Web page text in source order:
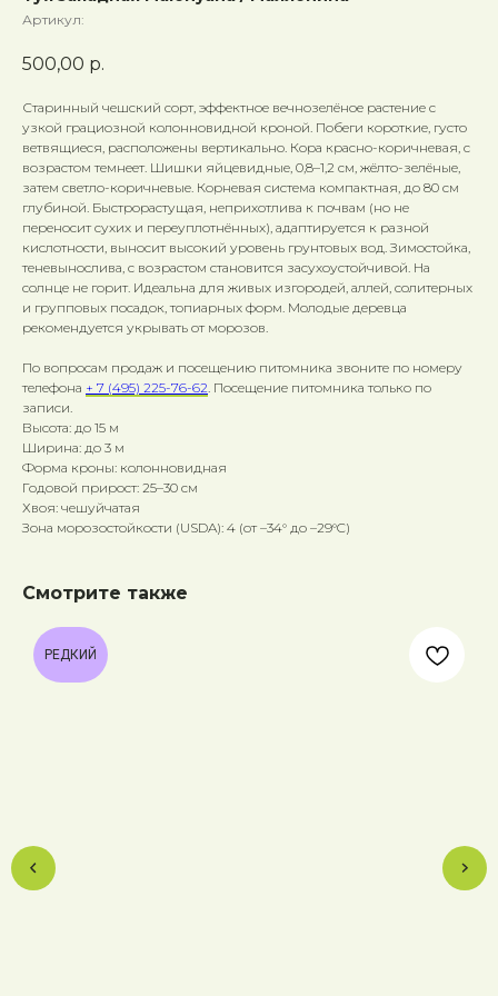
Артикул:
500,00 р.
Старинный чешский сорт, эффектное вечнозелёное растение с
узкой грациозной колонновидной кроной. Побеги короткие, густо
ветвящиеся, расположены вертикально. Кора красно-коричневая, с
возрастом темнеет. Шишки яйцевидные, 0,8–1,2 см, жёлто-зелёные,
затем светло-коричневые. Корневая система компактная, до 80 см
глубиной. Быстрорастущая, неприхотлива к почвам (но не
переносит сухих и переуплотнённых), адаптируется к разной
кислотности, выносит высокий уровень грунтовых вод. Зимостойка,
теневынослива, с возрастом становится засухоустойчивой. На
солнце не горит. Идеальна для живых изгородей, аллей, солитерных
и групповых посадок, топиарных форм. Молодые деревца
рекомендуется укрывать от морозов.
По вопросам продаж и посещению питомника звоните по номеру
телефона + 7 (495) 225-76-62 . Посещение питомника только по
записи.
Высота: до 15 м
Ширина: до 3 м
Форма кроны: колонновидная
Годовой прирост: 25–30 см
Хвоя: чешуйчатая
Зона морозостойкости (USDA): 4 (от –34° до –29°C)
Смотрите также
РЕДКИЙ